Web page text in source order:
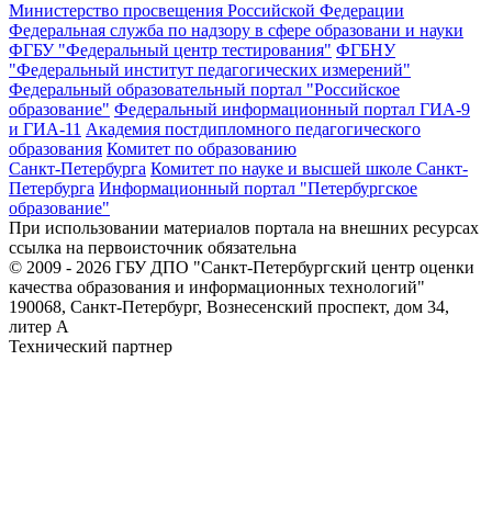
Министерство просвещения Российской Федерации
Федеральная служба по надзору в сфере образовани и науки
ФГБУ "Федеральный центр тестирования" ФГБНУ
"Федеральный институт педагогических измерений"
Федеральный образовательный портал "Российское
образование" Федеральный информационный портал ГИА-9
и ГИА-11 Академия постдипломного педагогического
образования Комитет по образованию
Санкт-Петербурга Комитет по науке и высшей школе Санкт-
Петербурга Информационный портал "Петербургское
образование"
При использовании материалов портала на внешних ресурсах
ссылка на первоисточник обязательна
© 2009 - 2026 ГБУ ДПО "Санкт-Петербургский центр оценки
качества образования и информационных технологий"
190068, Санкт-Петербург, Вознесенский проспект, дом 34,
литер А
Технический партнер